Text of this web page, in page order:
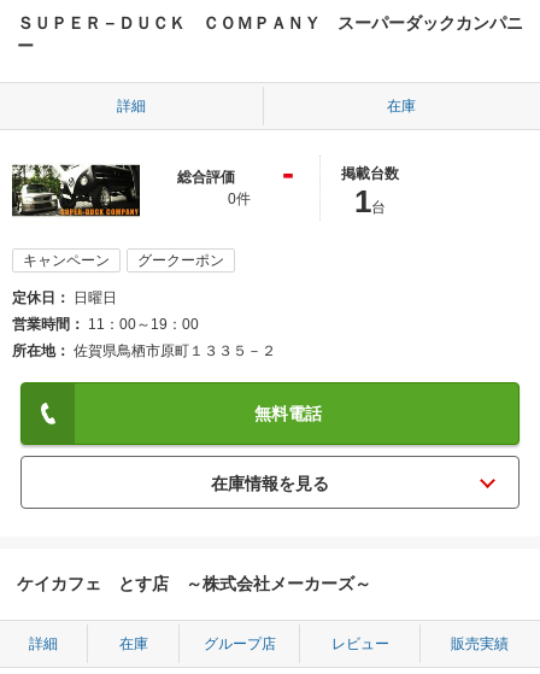
ＳＵＰＥＲ－ＤＵＣＫ ＣＯＭＰＡＮＹ スーパーダックカンパニ
ー
詳細 在庫
総合評価 -
0件
掲載台数
1台
キャンペーン グークーポン
定休日
日曜日
営業時間
11：00～19：00
所在地
佐賀県鳥栖市原町１３３５－２
無料電話
ケイカフェ とす店 ～株式会社メーカーズ～
詳細 在庫 グループ店 レビュー 販売実績